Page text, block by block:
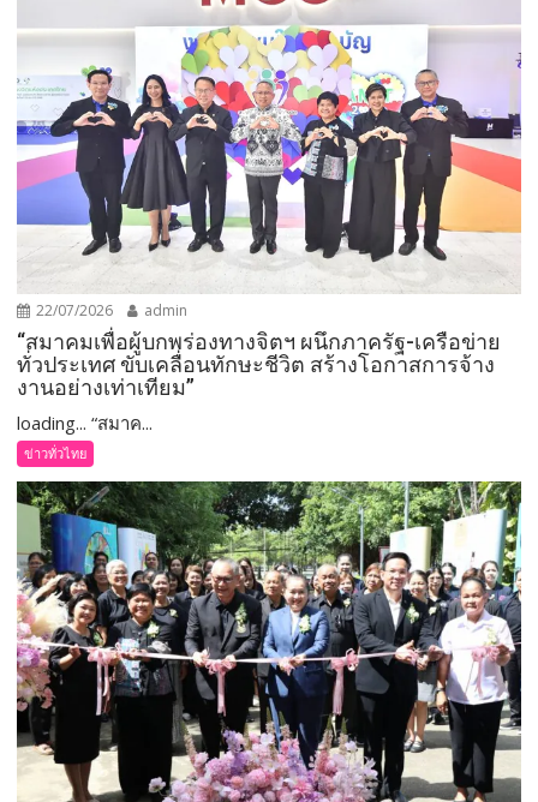
22/07/2026 admin
“สมาคมเพื่อผู้บกพร่องทางจิตฯ ผนึกภาครัฐ-เครือข่าย
ทั่วประเทศ ขับเคลื่อนทักษะชีวิต สร้างโอกาสการจ้าง
งานอย่างเท่าเทียม”
loading... “สมาค...
ข่าวทั่วไทย